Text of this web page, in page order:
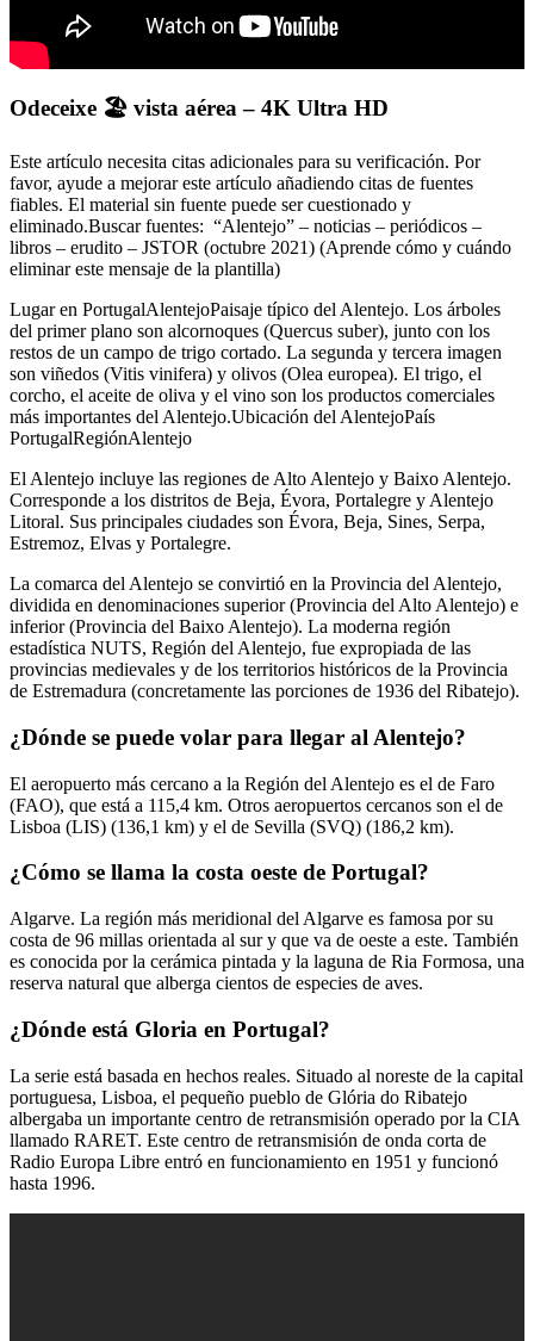
Odeceixe 🏖️ vista aérea – 4K Ultra HD
Este artículo necesita citas adicionales para su verificación. Por
favor, ayude a mejorar este artículo añadiendo citas de fuentes
fiables. El material sin fuente puede ser cuestionado y
eliminado.Buscar fuentes: “Alentejo” – noticias – periódicos –
libros – erudito – JSTOR (octubre 2021) (Aprende cómo y cuándo
eliminar este mensaje de la plantilla)
Lugar en PortugalAlentejoPaisaje típico del Alentejo. Los árboles
del primer plano son alcornoques (Quercus suber), junto con los
restos de un campo de trigo cortado. La segunda y tercera imagen
son viñedos (Vitis vinifera) y olivos (Olea europea). El trigo, el
corcho, el aceite de oliva y el vino son los productos comerciales
más importantes del Alentejo.Ubicación del AlentejoPaís
PortugalRegiónAlentejo
El Alentejo incluye las regiones de Alto Alentejo y Baixo Alentejo.
Corresponde a los distritos de Beja, Évora, Portalegre y Alentejo
Litoral. Sus principales ciudades son Évora, Beja, Sines, Serpa,
Estremoz, Elvas y Portalegre.
La comarca del Alentejo se convirtió en la Provincia del Alentejo,
dividida en denominaciones superior (Provincia del Alto Alentejo) e
inferior (Provincia del Baixo Alentejo). La moderna región
estadística NUTS, Región del Alentejo, fue expropiada de las
provincias medievales y de los territorios históricos de la Provincia
de Estremadura (concretamente las porciones de 1936 del Ribatejo).
¿Dónde se puede volar para llegar al Alentejo?
El aeropuerto más cercano a la Región del Alentejo es el de Faro
(FAO), que está a 115,4 km. Otros aeropuertos cercanos son el de
Lisboa (LIS) (136,1 km) y el de Sevilla (SVQ) (186,2 km).
¿Cómo se llama la costa oeste de Portugal?
Algarve. La región más meridional del Algarve es famosa por su
costa de 96 millas orientada al sur y que va de oeste a este. También
es conocida por la cerámica pintada y la laguna de Ria Formosa, una
reserva natural que alberga cientos de especies de aves.
¿Dónde está Gloria en Portugal?
La serie está basada en hechos reales. Situado al noreste de la capital
portuguesa, Lisboa, el pequeño pueblo de Glória do Ribatejo
albergaba un importante centro de retransmisión operado por la CIA
llamado RARET. Este centro de retransmisión de onda corta de
Radio Europa Libre entró en funcionamiento en 1951 y funcionó
hasta 1996.